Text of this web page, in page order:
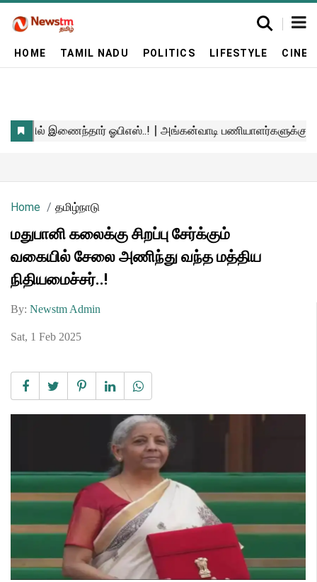
HOME TAMIL NADU POLITICS LIFESTYLE
Home தமிழ்நாடு
மதுபானி கலைக்கு சிறப்பு சேர்க்கும்
வகையில் சேலை அணிந்து வந்த மத்திய
நிதியமைச்சர்..!
By: Newstm Admin
Sat, 1 Feb 2025